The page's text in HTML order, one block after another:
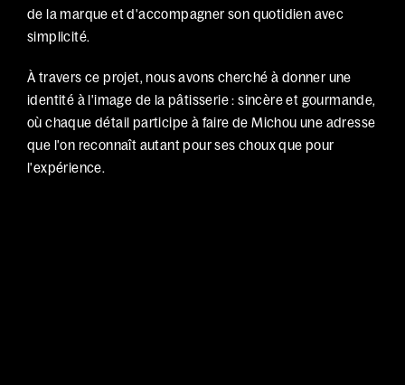
de la marque et d'accompagner son quotidien avec
simplicité.
À travers ce projet, nous avons cherché à donner une
identité à l'image de la pâtisserie : sincère et gourmande,
où chaque détail participe à faire de Michou une adresse
que l'on reconnaît autant pour ses choux que pour
l'expérience.